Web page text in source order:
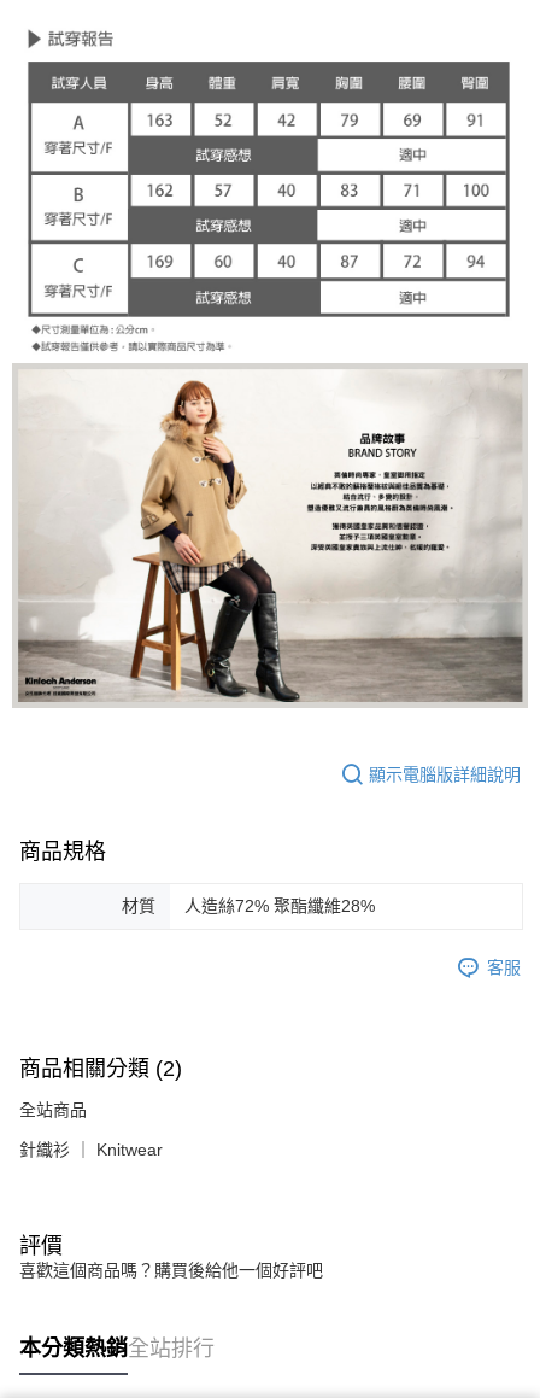
顯示電腦版詳細說明
商品規格
材質 人造絲72% 聚酯纖維28%
客服
商品相關分類 (2)
全站商品
針織衫 ｜ Knitwear
評價
喜歡這個商品嗎？購買後給他一個好評吧
本分類熱銷全站排行